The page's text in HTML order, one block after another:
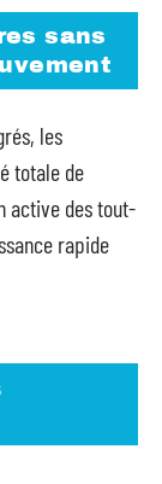
sans
les
totale de
active des tout-
rapide